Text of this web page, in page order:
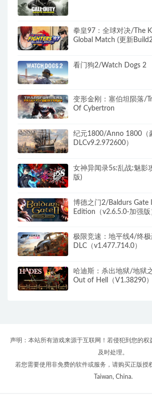
拳皇97：全球对决/The
Global Match (更新
看门狗2/Watch Dogs 2
变形金刚：塞伯坦陨落/
Of Cybertron
纪元1800/Anno 1800（
DLCv9.2.972600）
女神异闻录5s:乱战:魅影
版)
博德之门2/Baldurs Gate
Edition（v2.6.5.0-加强版
极限竞速：地平线4/终极
DLC（v1.477.714.0）
哈迪斯：杀出地狱/地狱
Out of Hell（V1.38290）
声明：本站所有游戏来源于互联网！若侵犯到您的权
及时处理。
若您需要使用非免费的软件或服务，请购买正版
Taiwan, China.